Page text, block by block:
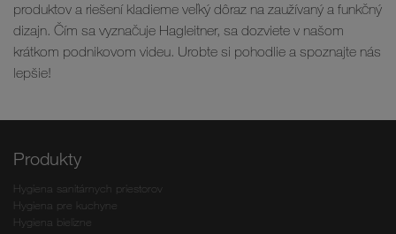
produktov a riešení kladieme veľký dôraz na zaužívaný a funkčný
dizajn. Čím sa vyznačuje Hagleitner, sa dozviete v našom
krátkom podnikovom videu. Urobte si pohodlie a spoznajte nás
lepšie!
Produkty
Hygiena sanitárnych priestorov
Hygiena pre kuchyne
Hygiena bielizne